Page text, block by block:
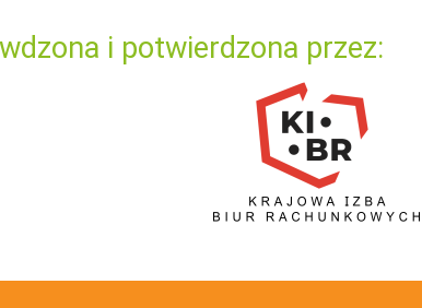
i potwierdzona przez: